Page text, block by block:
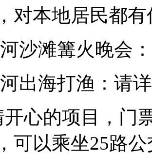
对本地居民都有
沙滩篝火晚会
出海打渔：请
心的项目，门
可以乘坐25路